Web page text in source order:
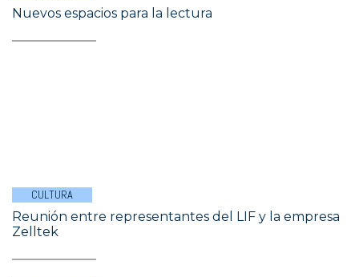
Nuevos espacios para la lectura
CULTURA
Reunión entre representantes del LIF y la empresa
Zelltek